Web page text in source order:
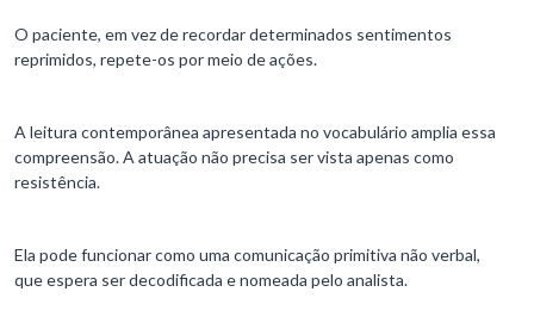
O paciente, em vez de recordar determinados sentimentos
reprimidos, repete-os por meio de ações.
A leitura contemporânea apresentada no vocabulário amplia essa
compreensão. A atuação não precisa ser vista apenas como
resistência.
Ela pode funcionar como uma comunicação primitiva não verbal,
que espera ser decodificada e nomeada pelo analista.